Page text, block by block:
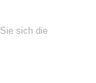
sich die